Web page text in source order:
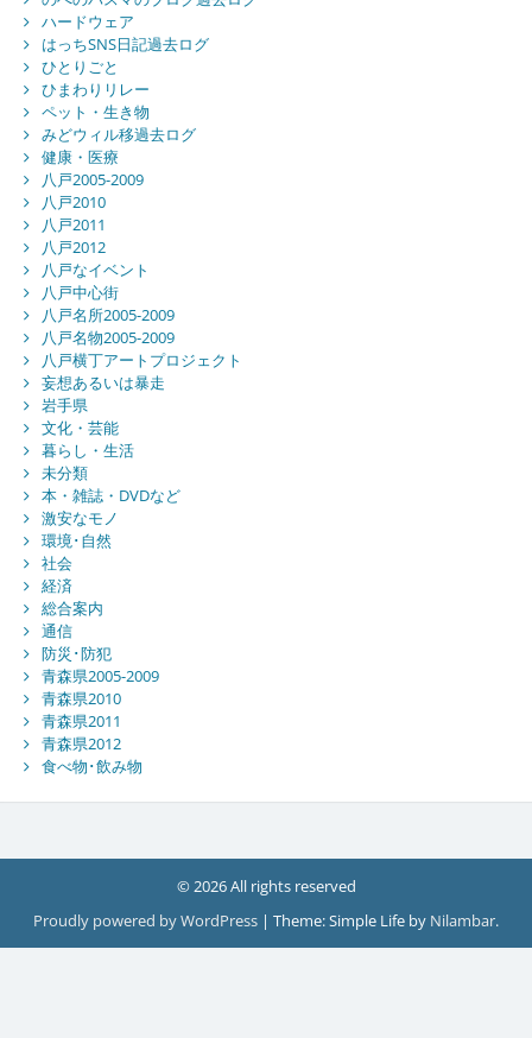
ハードウェア
はっちSNS日記過去ログ
ひとりごと
ひまわりリレー
ペット・生き物
みどウィル移過去ログ
健康・医療
八戸2005-2009
八戸2010
八戸2011
八戸2012
八戸なイベント
八戸中心街
八戸名所2005-2009
八戸名物2005-2009
八戸横丁アートプロジェクト
妄想あるいは暴走
岩手県
文化・芸能
暮らし・生活
未分類
本・雑誌・DVDなど
激安なモノ
環境･自然
社会
経済
総合案内
通信
防災･防犯
青森県2005-2009
青森県2010
青森県2011
青森県2012
食べ物･飲み物
© 2026 All rights reserved
Proudly powered by WordPress | Theme: Simple Life by Nilambar.